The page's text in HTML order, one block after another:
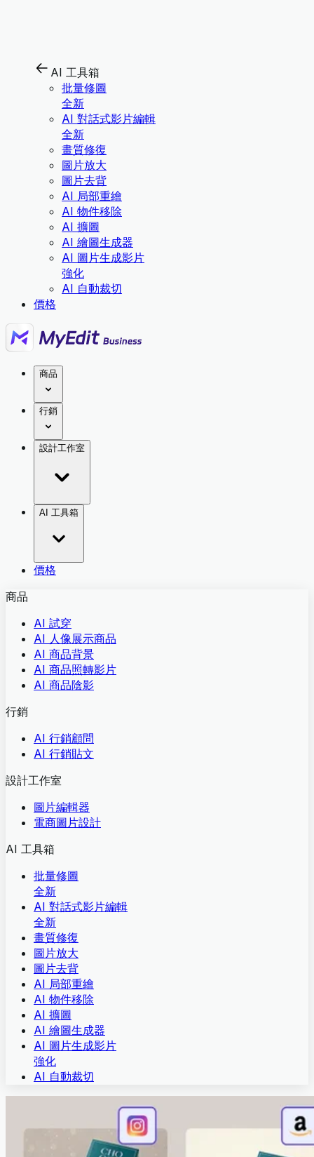
AI 工具箱
批量修圖
全新
AI 對話式影片編輯
全新
畫質修復
圖片放大
圖片去背
AI 局部重繪
AI 物件移除
AI 擴圖
AI 繪圖生成器
AI 圖片生成影片
強化
AI 自動裁切
價格
商品
行銷
設計工作室
AI 工具箱
價格
商品
AI 試穿
AI 人像展示商品
AI 商品背景
AI 商品照轉影片
AI 商品陰影
行銷
AI 行銷顧問
AI 行銷貼文
設計工作室
圖片編輯器
電商圖片設計
AI 工具箱
批量修圖
全新
AI 對話式影片編輯
全新
畫質修復
圖片放大
圖片去背
AI 局部重繪
AI 物件移除
AI 擴圖
AI 繪圖生成器
AI 圖片生成影片
強化
AI 自動裁切